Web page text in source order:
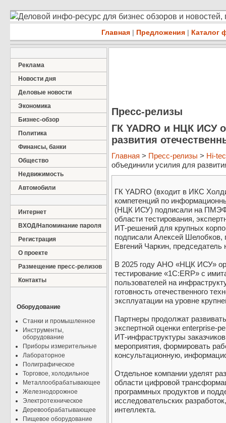
Деловой инфо-ресурс для бизнес обзоров и
Главная | Предложения | Каталог
Реклама
Новости дня
Деловые новости
Экономика
Бизнес-обзор
Политика
Финансы, банки
Общество
Недвижимость
Автомобили
Интернет
ВХОД/Напоминание пароля
Регистрация
О проекте
Размещение пресс-релизов
Контакты
Оборудование
Станки и промышленное
Инструменты,
оборудование
Приборы измерительные
Лабораторное
Полиграфическое
Торговое, холодильное
Металлообрабатывающее
Железнодорожное
Электротехническое
Деревообрабатывающее
Пищевое оборудование
Пресс-релизы
ГК YADRO и НЦК ИСУ
развития
Главная > Пресс-релизы > Hi-
объединили усилия для
ГК YADRO (входит в ИКС
компетенций по
(НЦК ИСУ) подписали на ПМЭФ-
области тестирования,
ИТ-решений для крупных
подписали Алексей Шелобков,
Евгений Чаркин,
В 2025 году АНО «НЦК ИСУ»
тестирование «1С:ERP» с
пользователей на
готовность отечественного
эксплуатации на уровне
Партнеры продолжат
экспертной оценки enterprise-
ИТ-инфраструктуры
мероприятия, формировать
консультационную,
Отдельное компании уделят
области цифровой
программных продуктов и
исследовательских
интеллекта.